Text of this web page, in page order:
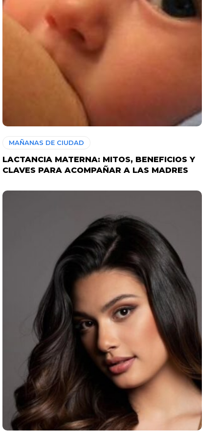
MAÑANAS DE CIUDAD
LACTANCIA MATERNA: MITOS, BENEFICIOS Y
CLAVES PARA ACOMPAÑAR A LAS MADRES